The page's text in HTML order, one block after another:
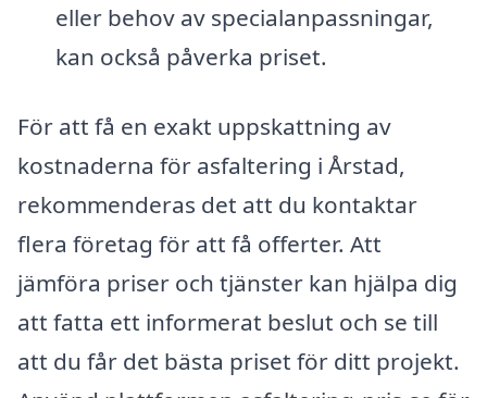
eller behov av specialanpassningar,
kan också påverka priset.
För att få en exakt uppskattning av
kostnaderna för asfaltering i Årstad,
rekommenderas det att du kontaktar
flera företag för att få offerter. Att
jämföra priser och tjänster kan hjälpa dig
att fatta ett informerat beslut och se till
att du får det bästa priset för ditt projekt.